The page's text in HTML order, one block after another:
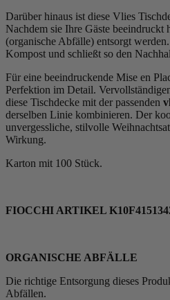
Darüber hinaus ist diese Vlies
Nachdem sie Ihre Gäste
(organische Abfälle) entsorgt
Kompost und schließt so den
Für eine beeindruckende Mise en
Perfektion im Detail.
diese Tischdecke mit der passenden
derselben Linie kombinieren. Der
unvergessliche, stilvolle
Wirkung.
Karton mit 100 Stück.
FIOCCHI ARTIKEL
ORGANISCHE ABFÄLLE
Die richtige Entsorgung dieses
Abfällen.